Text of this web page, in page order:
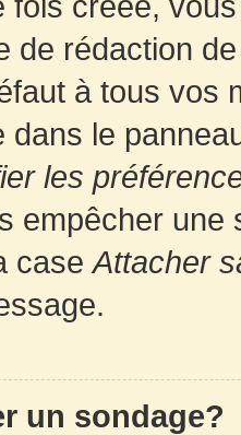
de rédaction
à tous vos
dans le
les
empêcher une
caseAttacher
un sondage?